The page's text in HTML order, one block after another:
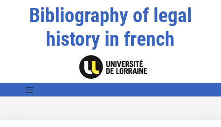
Bibliography of legal
history in french